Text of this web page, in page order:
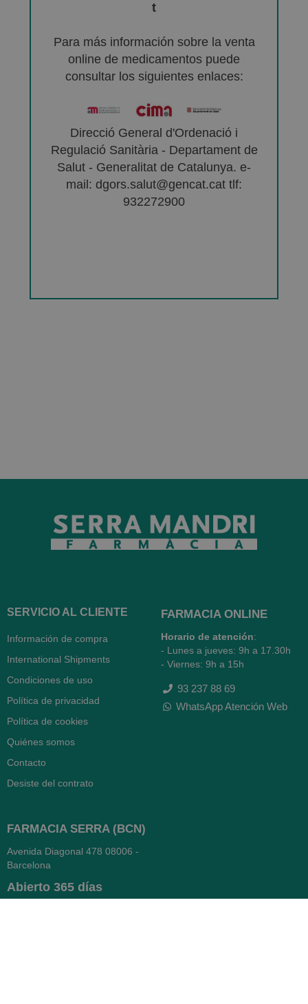
t
Para más información sobre la venta
online de medicamentos puede
consultar los siguientes enlaces:
Direcció General d'Ordenació i
Regulació Sanitària - Departament de
Salut - Generalitat de Catalunya. e-
mail: dgors.salut@gencat.cat tlf:
932272900
SERVICIO AL CLIENTE
Información de compra
International Shipments
Condiciones de uso
Política de privacidad
Política de cookies
Quiénes somos
Contacto
Desiste del contrato
FARMACIA ONLINE
Horario de atención:
- Lunes a jueves: 9h a 17.30h
- Viernes: 9h a 15h
93 237 88 69
WhatsApp Atención Web
FARMACIA SERRA (BCN)
Avenida Diagonal 478 08006 -
Barcelona
Abierto 365 días